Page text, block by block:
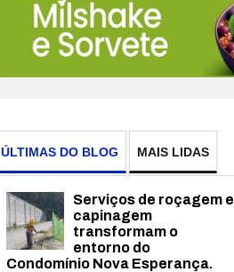
ÚLTIMAS DO BLOG MAIS LIDAS
Serviços de roçagem e
capinagem
transformam o
entorno do
Condomínio Nova Esperança.